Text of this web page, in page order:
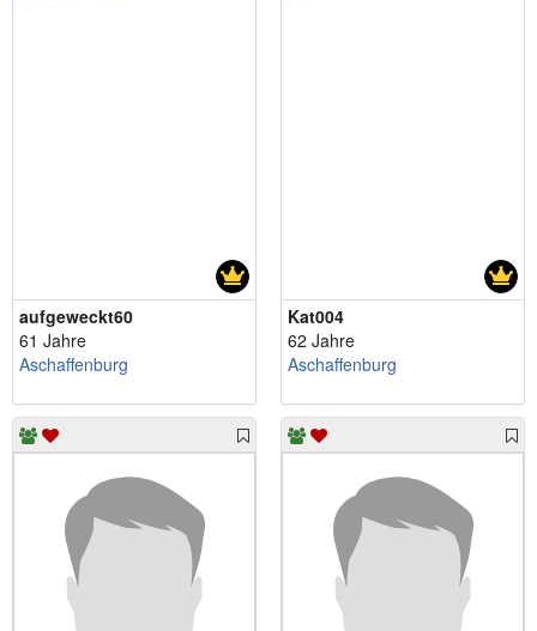
aufgeweckt60
61 Jahre
Aschaffenburg
Kat004
62 Jahre
Aschaffenburg